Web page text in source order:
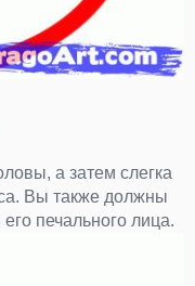
а затем слегка
Вы также должны
печального лица.